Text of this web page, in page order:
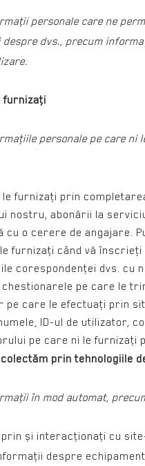
personale care ne
despre dvs., precum
furnizaţi
personale pe care ni
furnizaţi prin
nostru, abonării la
cu o cerere de angajare.
furnizaţi când vă
corespondenţei dvs. cu
chestionarele pe care le
pe care le efectuaţi prin
ID-ul de utilizator,
pe care ni le
prin tehnologiile
în mod automat,
prin și interacţionaţi cu
despre